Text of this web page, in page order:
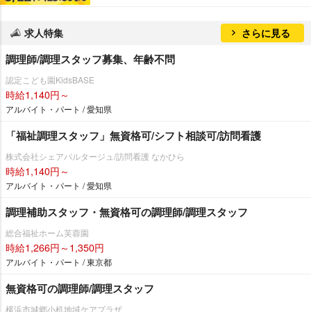
求人特集 さらに見る
調理師/調理スタッフ募集、年齢不問
認定こども園KidsBASE
時給1,140円～
アルバイト・パート / 愛知県
「福祉調理スタッフ」無資格可/シフト相談可/訪問看護
株式会社シェアパルタージュ/訪問看護 なかひら
時給1,140円～
アルバイト・パート / 愛知県
調理補助スタッフ・無資格可の調理師/調理スタッフ
総合福祉ホーム芙蓉園
時給1,266円～1,350円
アルバイト・パート / 東京都
無資格可の調理師/調理スタッフ
横浜市城郷小机地域ケアプラザ